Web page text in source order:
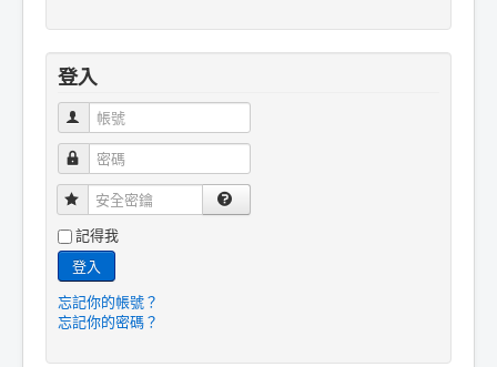
登入
帳號
密碼
安全密鑰
記得我
登入
忘記你的帳號？
忘記你的密碼？